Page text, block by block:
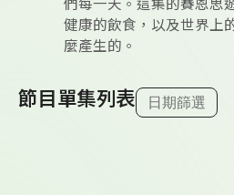
們每一天。這集的賽恩思
健康的飲食，以及世界上
麼產生的。
節目單集列表 日期篩選